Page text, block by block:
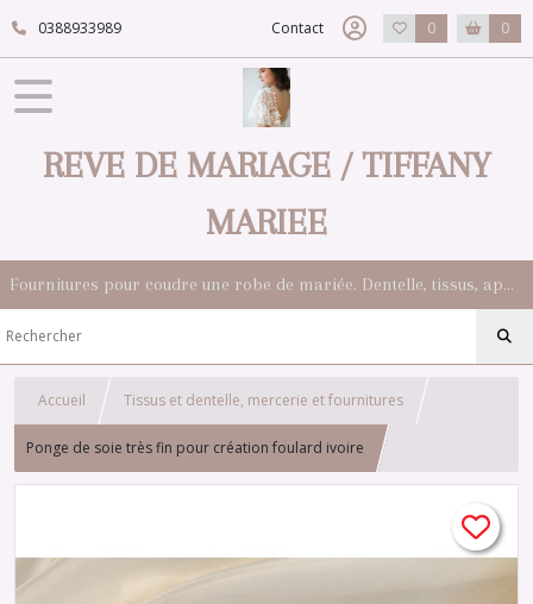
0388933989 Contact 0 0
REVE DE MARIAGE / TIFFANY
MARIEE
Fournitures pour coudre une robe de mariée. Dentelle, tissus, appliqués, galons, boutons. Robes et accessoires pour la mariée.
Accueil Tissus et dentelle, mercerie et fournitures
Ponge de soie très fin pour création foulard ivoire